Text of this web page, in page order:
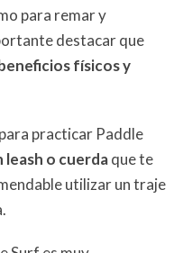
para remar y
destacar que
físicos y
practicar Paddle
leash o cuerdaque te
utilizar un traje